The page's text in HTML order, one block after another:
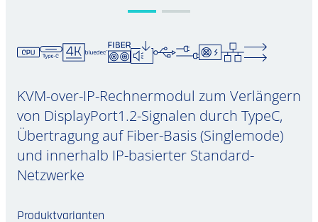
KVM-over-IP-Rechnermodul zum Verlängern
von DisplayPort1.2-Signalen durch TypeC,
Übertragung auf Fiber-Basis (Singlemode)
und innerhalb IP-basierter Standard-
Netzwerke
Produktvarianten